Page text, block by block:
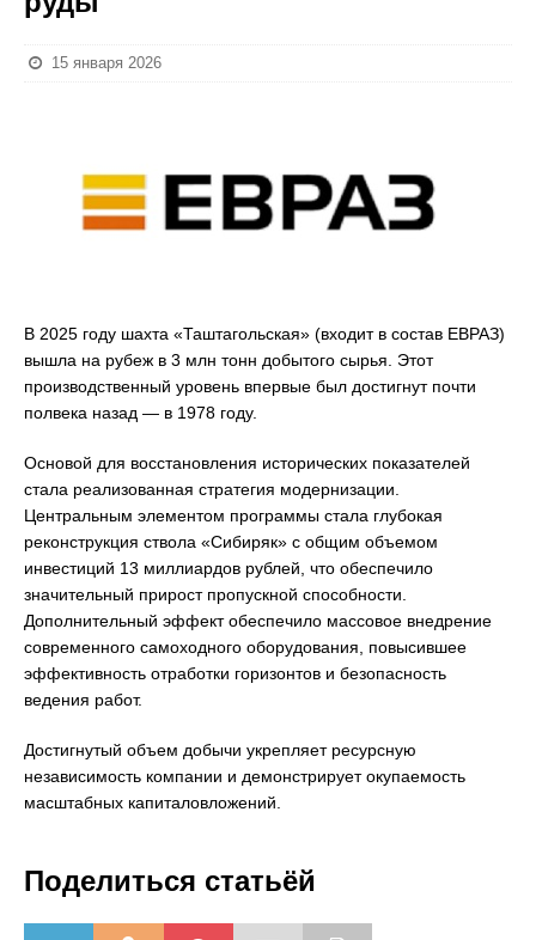
15 января 2026
В 2025 году шахта «Таштагольская» (входит в состав ЕВРАЗ)
вышла на рубеж в 3 млн тонн добытого сырья. Этот
производственный уровень впервые был достигнут почти
полвека назад — в 1978 году.
Основой для восстановления исторических показателей
стала реализованная стратегия модернизации.
Центральным элементом программы стала глубокая
реконструкция ствола «Сибиряк» с общим объемом
инвестиций 13 миллиардов рублей, что обеспечило
значительный прирост пропускной способности.
Дополнительный эффект обеспечило массовое внедрение
современного самоходного оборудования, повысившее
эффективность отработки горизонтов и безопасность
ведения работ.
Достигнутый объем добычи укрепляет ресурсную
независимость компании и демонстрирует окупаемость
масштабных капиталовложений.
Поделиться статьёй